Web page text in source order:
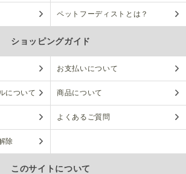
ペットフーディストとは？
ショッピングガイド
お支払いについて
について 商品について
よくあるご質問
除
このサイトについて